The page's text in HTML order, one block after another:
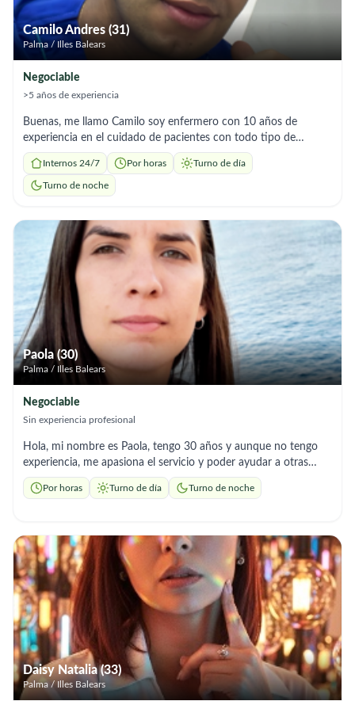
Camilo Andres (31)
Palma / Illes Balears
Negociable
>5 años de experiencia
Buenas, me llamo Camilo soy enfermero con 10 años de
experiencia en el cuidado de pacientes con todo tipo de
enfermedades y estados, soy una persona proactiva,
responsable y con don humano en la atención en salud.
Internos 24/7 Por horas Turno de día
Turno de noche
Paola (30)
Palma / Illes Balears
Negociable
Sin experiencia profesional
Hola, mi nombre es Paola, tengo 30 años y aunque no tengo
experiencia, me apasiona el servicio y poder ayudar a otras
personas. Soy tranquila. Amigable, trabajadora, honesta y con
muchas ganar de salir adelante.
Por horas Turno de día Turno de noche
Daisy Natalia (33)
Palma / Illes Balears